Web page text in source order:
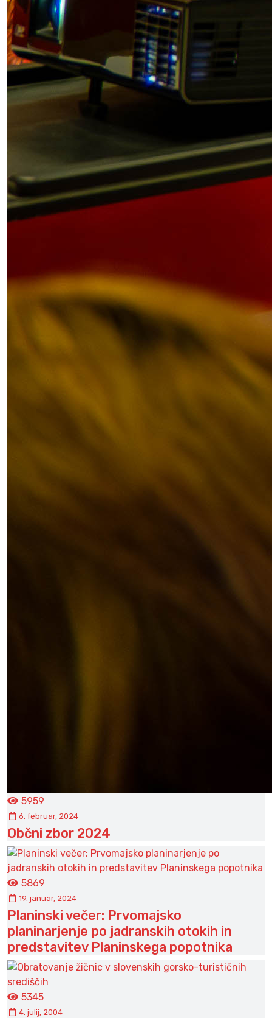
5959
6. februar, 2024
Občni zbor 2024
5869
19. januar, 2024
Planinski večer: Prvomajsko
planinarjenje po jadranskih otokih in
predstavitev Planinskega popotnika
5345
4. julij, 2004